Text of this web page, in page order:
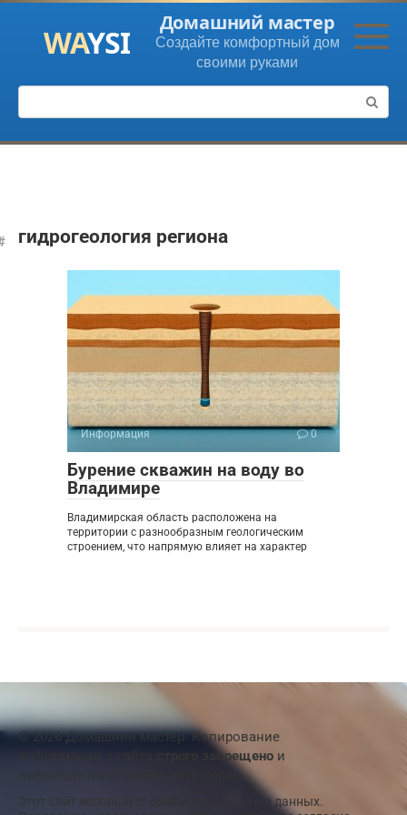
Перейти
контенту
Домашний мастер
Создайте комфортный дом
своими руками
Поиск:
гидрогеология региона
Информация 0
Бурение скважин на воду во
Владимире
Владимирская область расположена на
территории с разнообразным геологическим
строением, что напрямую влияет на характер
© 2026 Домашний мастер. Копирование
строго запрещено и
преследуется в судебном порядке
Этот сайт использует
для хранения данных.